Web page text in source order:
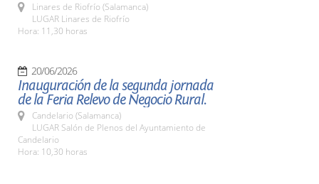
Linares de Riofrío (Salamanca)
LUGAR Linares de Riofrío
Hora: 11,30 horas
20/06/2026
Inauguración de la segunda jornada
de la Feria Relevo de Negocio Rural.
Candelario (Salamanca)
LUGAR Salón de Plenos del Ayuntamiento de
Candelario
Hora: 10,30 horas